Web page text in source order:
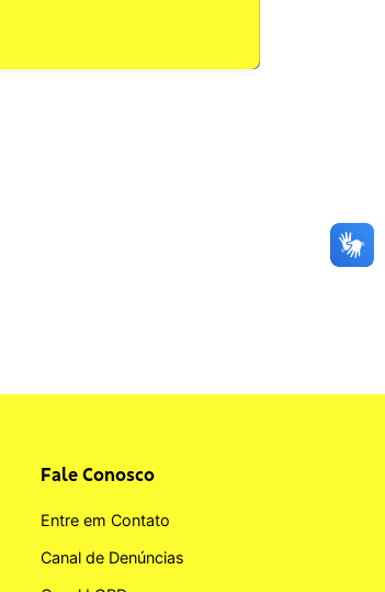
Fale Conosco
Entre em Contato
Canal de Denúncias